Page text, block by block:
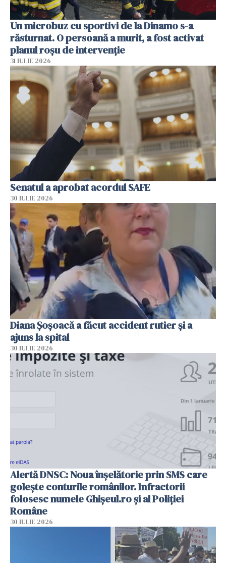
Un microbuz cu sportivi de la Dinamo s-a
răsturnat. O persoană a murit, a fost activat
planul roșu de intervenție
31 IULIE 2026
Senatul a aprobat acordul SAFE
30 IULIE 2026
Diana Șoșoacă a făcut accident rutier și a
ajuns la spital
30 IULIE 2026
Alertă DNSC: Noua înșelătorie prin SMS care
golește conturile românilor. Infractorii
folosesc numele Ghișeul.ro și al Poliției
Române
30 IULIE 2026